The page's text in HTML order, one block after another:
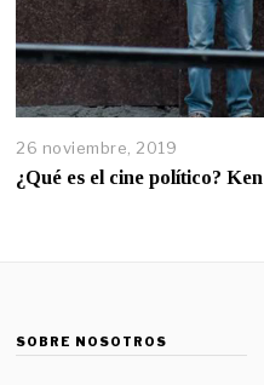
26 noviembre, 2019
¿Qué es el cine político?
SOBRE NOSOTROS